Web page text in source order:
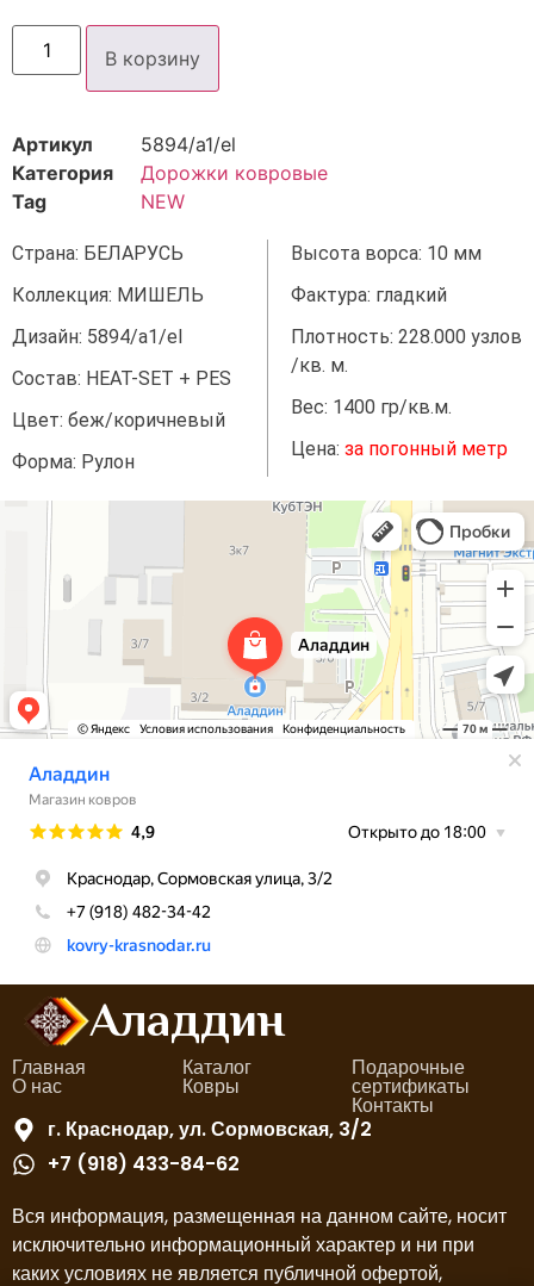
В корзину
Артикул
5894/а1/el
Категория
Дорожки ковровые
Tag
NEW
Страна: БЕЛАРУСЬ
Коллекция: МИШЕЛЬ
Дизайн: 5894/а1/el
Состав: HEAT-SET + PES
Цвет: беж/коричневый
Форма: Рулон
Высота ворса: 10 мм
Фактура: гладкий
Плотность: 228.000 узлов
/кв. м.
Вес: 1400 гр/кв.м.
Цена: за погонный метр
Аладдин
Главная
О нас
Каталог
Ковры
Подарочные
сертификаты
Контакты
г. Краснодар, ул. Сормовская, 3/2
+7 (918) 433-84-62
Вся информация, размещенная на данном сайте, носит
исключительно информационный характер и ни при
каких условиях не является публичной офертой,